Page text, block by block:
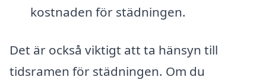
kostnaden för städningen.
Det är också viktigt att ta hänsyn till
tidsramen för städningen. Om du